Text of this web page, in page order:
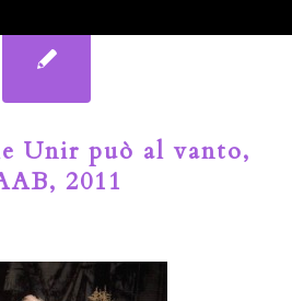
Unir può al vanto,
2011